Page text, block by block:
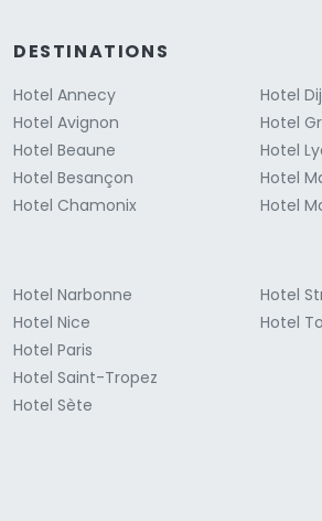
DESTINATIONS
Hotel Annecy
Hotel Avignon
Hotel Beaune
Hotel Besançon
Hotel Chamonix
Hotel
Hotel
Hotel
Hotel
Hotel
Hotel Narbonne
Hotel Nice
Hotel Paris
Hotel Saint-Tropez
Hotel Sète
Hotel
Hotel